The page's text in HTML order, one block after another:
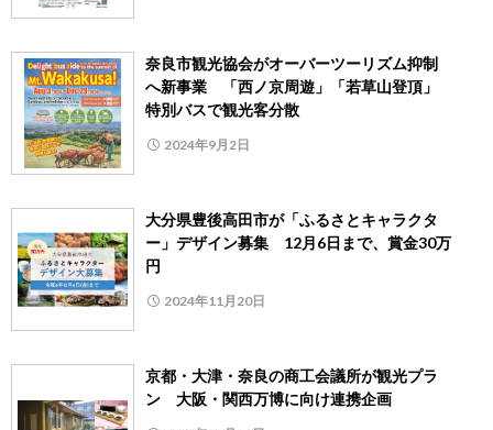
奈良市観光協会がオーバーツーリズム抑制
へ新事業 「西ノ京周遊」「若草山登頂」
特別バスで観光客分散
2024年9月2日
大分県豊後高田市が「ふるさとキャラクタ
ー」デザイン募集 12月6日まで、賞金30万
円
2024年11月20日
京都・大津・奈良の商工会議所が観光プラ
ン 大阪・関西万博に向け連携企画